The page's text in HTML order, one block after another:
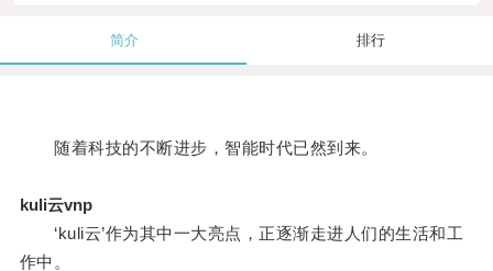
简介 排行
随着科技的不断进步，智能时代已然到来。
kuli云vnp
‘kuli云’作为其中一大亮点，正逐渐走进人们的生活和工
作中。